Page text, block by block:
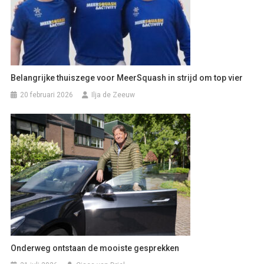
Belangrijke thuiszege voor MeerSquash in strijd om top vier
20 februari 2026 Ilja de Zeeuw
Onderweg ontstaan de mooiste gesprekken